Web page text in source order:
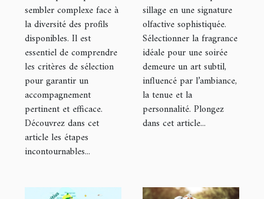
sembler complexe face à
la diversité des profils
disponibles. Il est
essentiel de comprendre
les critères de sélection
pour garantir un
accompagnement
pertinent et efficace.
Découvrez dans cet
article les étapes
incontournables...
sillage en une signature
olfactive sophistiquée.
Sélectionner la fragrance
idéale pour une soirée
demeure un art subtil,
influencé par l’ambiance,
la tenue et la
personnalité. Plongez
dans cet article...